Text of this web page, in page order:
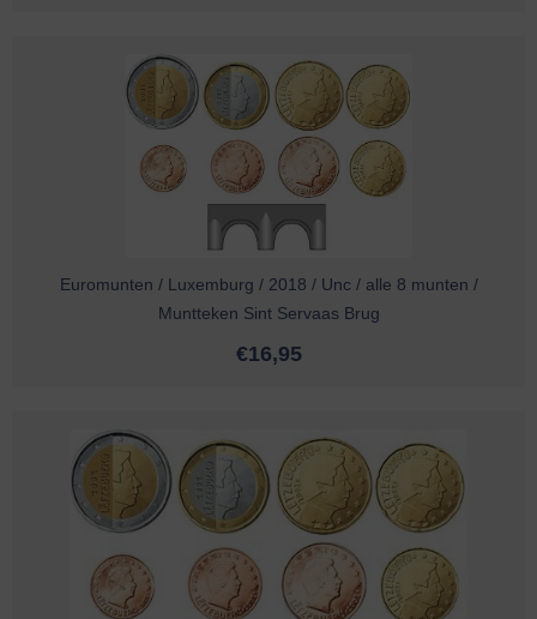
Euromunten / Luxemburg / 2018 / Unc / alle 8 munten /
Muntteken Sint Servaas Brug
€16,95